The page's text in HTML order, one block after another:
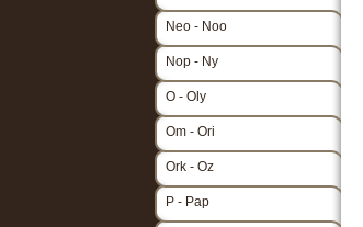
Neo - Noo
Nop - Ny
O - Oly
Om - Ori
Ork - Oz
P - Pap